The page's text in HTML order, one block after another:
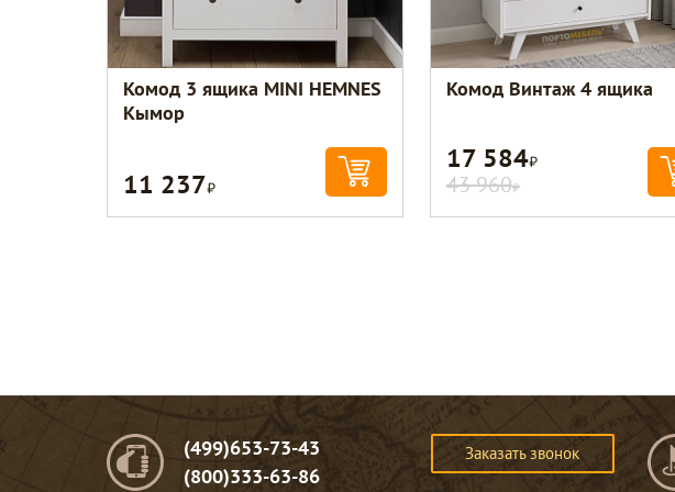
Комод 3 ящика MINI HEMNES
Кымор
11 237Р
Комод Винтаж 4 ящика
17 584Р
43 960Р
(499)653-73-43
(800)333-63-86
Заказать звонок